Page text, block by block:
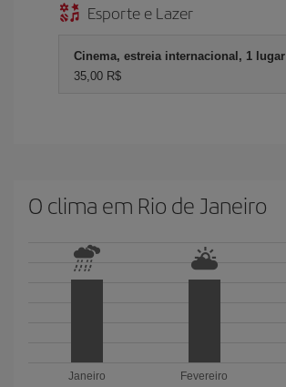
Esporte e Lazer
Cinema, estreia internacional, 1 lugar
35,00 R$
O clima em Rio de Janeiro
Janeiro
Fevereiro